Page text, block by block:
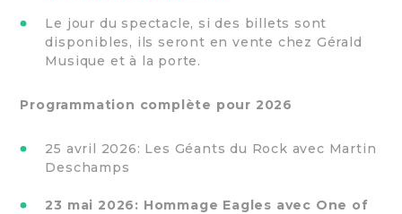
Le jour du spectacle, si des billets sont
disponibles, ils seront en vente chez Gérald
Musique et à la porte.
Programmation complète pour 2026
25 avril 2026: Les Géants du Rock avec Martin
Deschamps
23 mai 2026: Hommage Eagles avec One of